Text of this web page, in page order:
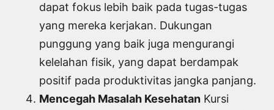
dapat fokus lebih baik pada tugas-tugas
yang mereka kerjakan. Dukungan
punggung yang baik juga mengurangi
kelelahan fisik, yang dapat berdampak
positif pada produktivitas jangka panjang.
Mencegah Masalah Kesehatan Kursi